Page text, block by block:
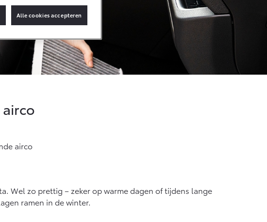
Vanaf € 36.495,-
bZ4X Touring
BATTERIJ-ELEKTRISCH
airco
Wel zo prettig – zeker op warme dagen of tijdens lange
ramen in de winter.
Alle cookies accepteren